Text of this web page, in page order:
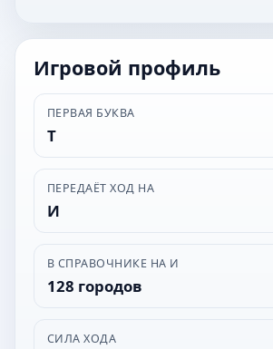
Игровой профиль
ПЕРВАЯ БУКВА
Т
ПЕРЕДАЁТ ХОД НА
И
В СПРАВОЧНИКЕ НА И
128 городов
СИЛА ХОДА